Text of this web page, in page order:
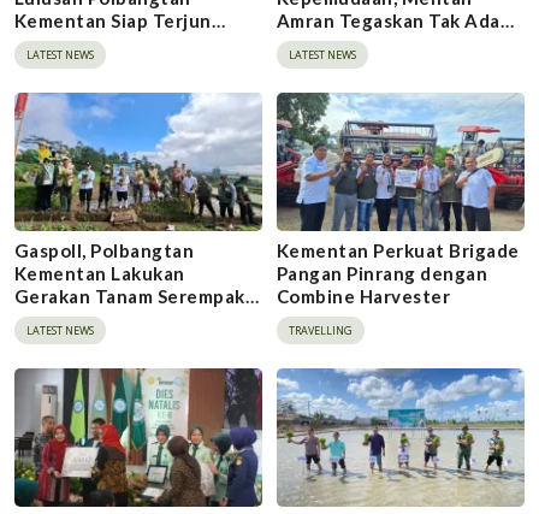
Kementan Siap Terjun
Bangun Pertanian
Indonesia
LATEST NEWS
Amran Tegaskan Tak Ada
Ruang bagi Mafia Beras
Fortifikasi
LATEST NEWS
Gaspoll, Polbangtan
Kementan Lakukan
Gerakan Tanam Serempak
Metode Tanam Pindah di
Sinjai
LATEST NEWS
Kementan Perkuat Brigade
Pangan Pinrang dengan
Combine Harvester
TRAVELLING